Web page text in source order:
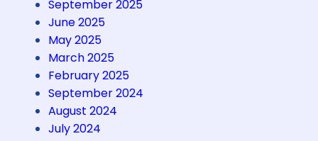
m
u
u
,
P
u
l
a
u
S
September 2025
June 2025
May 2025
March 2025
February 2025
September 2024
August 2024
July 2024